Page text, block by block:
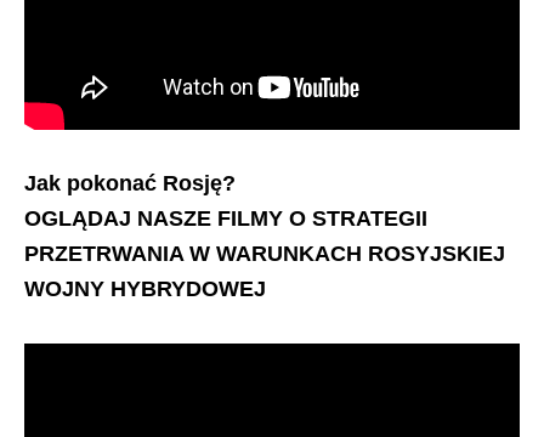
Jak pokonać Rosję?
OGLĄDAJ NASZE FILMY O STRATEGII
PRZETRWANIA W WARUNKACH ROSYJSKIEJ
WOJNY HYBRYDOWEJ